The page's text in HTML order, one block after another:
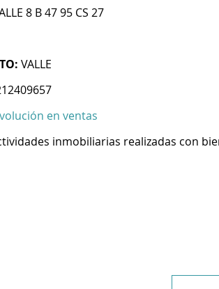
8 B 47 95 CS 27
VALLE
en ventas
inmobiliarias realizadas con